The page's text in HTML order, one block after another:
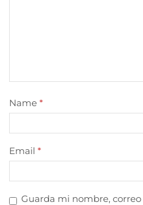
Name *
Email *
Guarda mi nombre,